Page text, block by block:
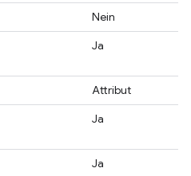
Nein
Ja
Attribut
Ja
Ja